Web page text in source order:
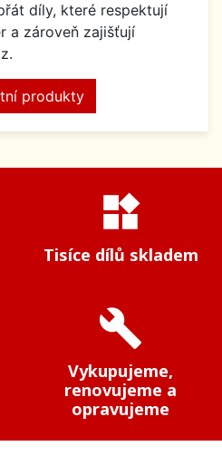
díly, které respektují
a zároveň zajišťují
produkty
widgets
Tisíce dílů skladem
build
Vykupujeme,
renovujeme a
opravujeme